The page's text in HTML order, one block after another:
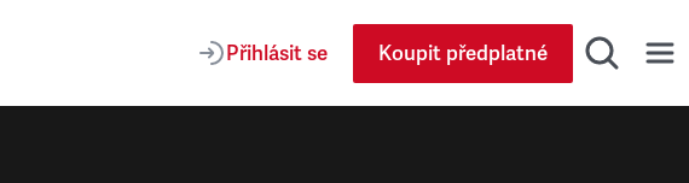
Přihlásit se Koupit předplatné